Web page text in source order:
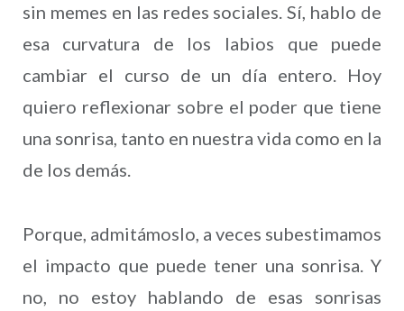
sin memes en las redes sociales. Sí, hablo de
esa curvatura de los labios que puede
cambiar el curso de un día entero. Hoy
quiero reflexionar sobre el poder que tiene
una sonrisa, tanto en nuestra vida como en la
de los demás.
Porque, admitámoslo, a veces subestimamos
el impacto que puede tener una sonrisa. Y
no, no estoy hablando de esas sonrisas